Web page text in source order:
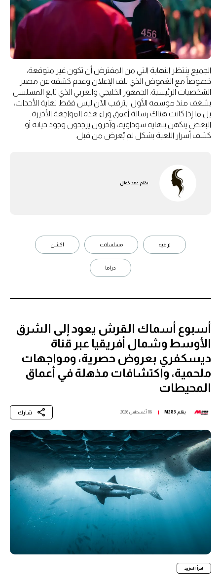
الجميع ينتظر النهاية التي من المفترض أن تكون غير متوقعة،
خصوصاً مع الغموض الذي يلف الإعلان وعدم كشفه عن مصير
الشخصيات الرئيسية. الجمهور الخليجي والعربي الذي تابع المسلسل
بشغف منذ موسمه الأول، يترقب الآن ليس فقط نهاية الأحداث،
بل ما إذا كانت هناك رسالة أعمق وراء هذه المواجهة الأخيرة.
البعض يتكهن بنهاية سوداوية، وآخرون يرجحون وجود خيانة أو
كشف أسرار اللعبة بشكل لم يُعرض من قبل.
بقلمعهد كمال
ترفيه مسلسلات اكشن
دراما
أسبوع أسماك القرش يعود إلى الشرق
الأوسط وشمال أفريقيا عبر قناة
ديسكفري بعروض حصرية، ومواجهات
ملحمية، واكتشافات مذهلة في أعماق
المحيطات
بقلم M283 06 أغسطس 2026 شارك
اقرأ المزيد